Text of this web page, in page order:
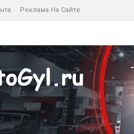
Реклама На Сайте